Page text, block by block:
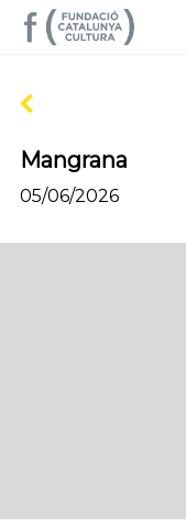
Mangrana
05/06/2026